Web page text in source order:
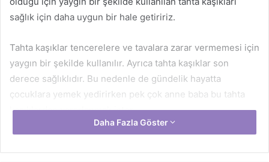
sağlık için daha uygun bir hale getiririz.
Tahta kaşıklar tencerelere ve tavalara zarar vermemesi için
yaygın bir şekilde kullanılır. Ayrıca tahta kaşıklar son
derece sağlıklıdır. Bu nedenle de gündelik hayatta
çocuklara yemek yedirirken pek çok anne baba bu tahta
kaşıklardan yararlanmak ister.
Daha Fazla Göster